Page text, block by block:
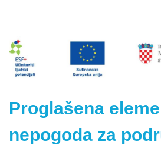
Proglašena
nepogoda za